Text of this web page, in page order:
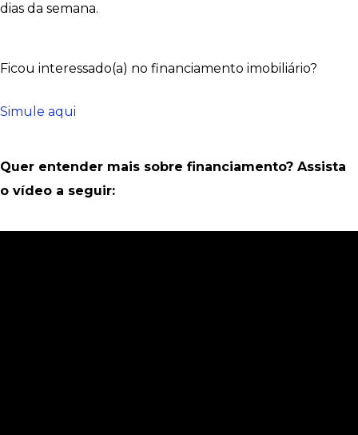
dias da semana.
Ficou interessado(a) no financiamento imobiliário?
Simule aqui
Quer entender mais sobre financiamento? Assista
o vídeo a seguir: